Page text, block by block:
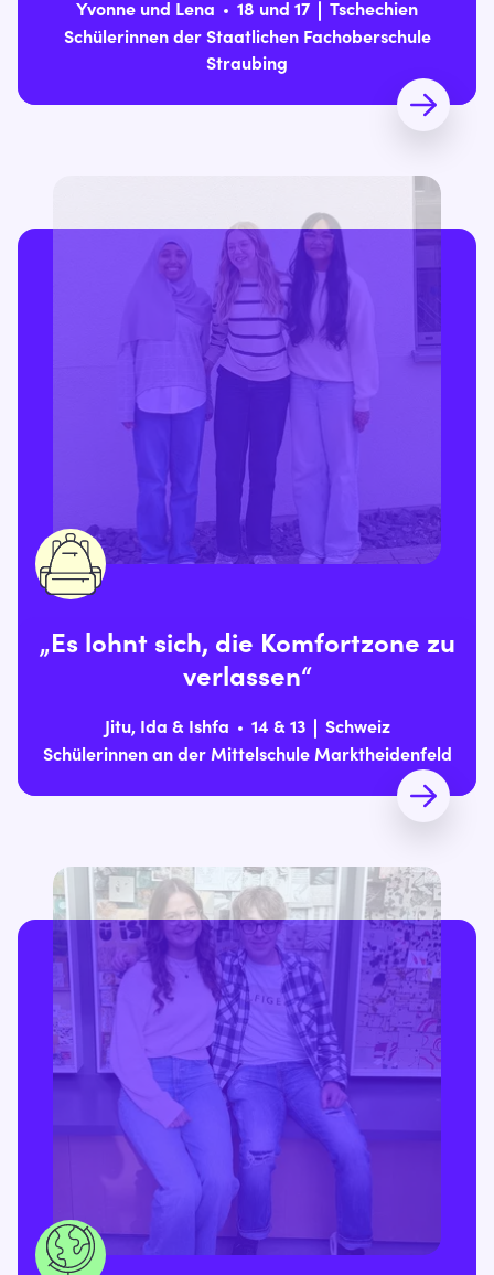
Yvonne und Lena 18 und 17
Tschechien
Schülerinnen der Staatlichen Fachoberschule
Straubing
„Es lohnt sich, die Komfortzone zu
verlassen“
Jitu, Ida & Ishfa 14 & 13
Schweiz
Schülerinnen an der Mittelschule Marktheidenfeld